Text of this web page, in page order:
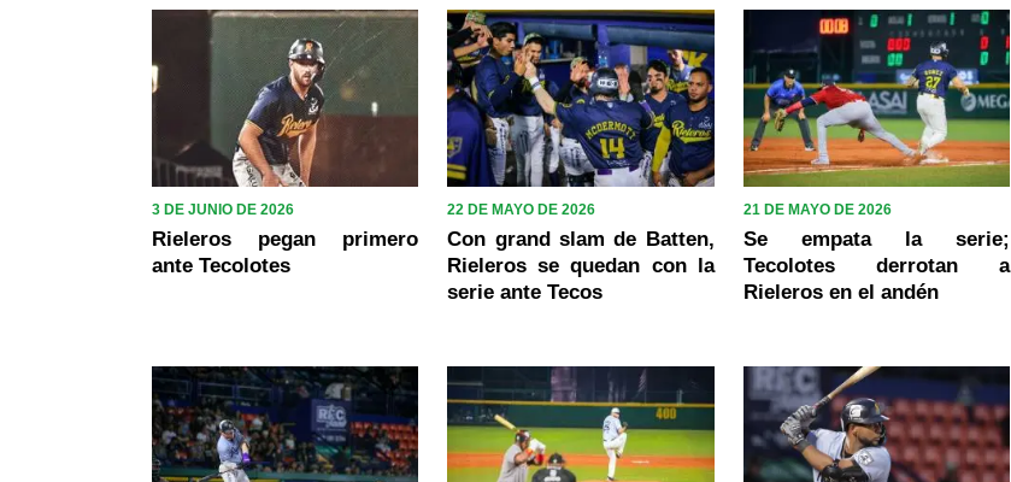
3 DE JUNIO DE 2026
Rieleros pegan primero
ante Tecolotes
22 DE MAYO DE 2026
Con grand slam de Batten,
Rieleros se quedan con la
serie ante Tecos
21 DE MAYO DE 2026
Se empata la serie;
Tecolotes derrotan a
Rieleros en el andén